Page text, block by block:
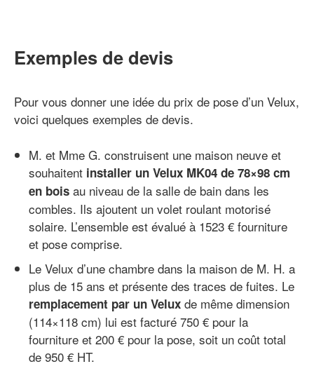
Exemples de devis
Pour vous donner une idée du prix de pose d’un Velux,
voici quelques exemples de devis.
M. et Mme G. construisent une maison neuve et
souhaitent installer un Velux MK04 de 78×98 cm
en bois au niveau de la salle de bain dans les
combles. Ils ajoutent un volet roulant motorisé
solaire. L’ensemble est évalué à 1523 € fourniture
et pose comprise.
Le Velux d’une chambre dans la maison de M. H. a
plus de 15 ans et présente des traces de fuites. Le
remplacement par un Velux de même dimension
(114×118 cm) lui est facturé 750 € pour la
fourniture et 200 € pour la pose, soit un coût total
de 950 € HT.